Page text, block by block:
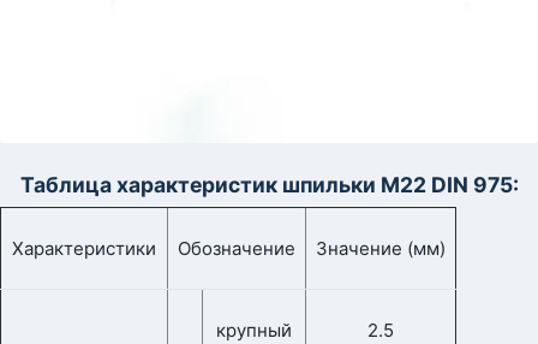
Таблица характеристик шпильки М22 DIN 975:
Характеристики Обозначение Значение (мм)
крупный 2.5